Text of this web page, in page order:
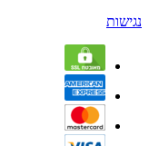
נגישות